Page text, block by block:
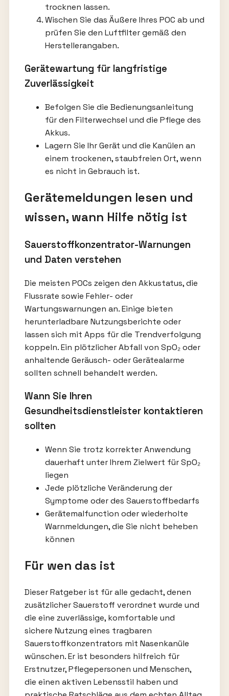
trocknen lassen.
Wischen Sie das Äußere Ihres POC ab und
prüfen Sie den Luftfilter gemäß den
Herstellerangaben.
Gerätewartung für langfristige
Zuverlässigkeit
Befolgen Sie die Bedienungsanleitung
für den Filterwechsel und die Pflege des
Akkus.
Lagern Sie Ihr Gerät und die Kanülen an
einem trockenen, staubfreien Ort, wenn
es nicht in Gebrauch ist.
Gerätemeldungen lesen und
wissen, wann Hilfe nötig ist
Sauerstoffkonzentrator-Warnungen
und Daten verstehen
Die meisten POCs zeigen den Akkustatus, die
Flussrate sowie Fehler- oder
Wartungswarnungen an. Einige bieten
herunterladbare Nutzungsberichte oder
lassen sich mit Apps für die Trendverfolgung
koppeln. Ein plötzlicher Abfall von SpO₂ oder
anhaltende Geräusch- oder Gerätealarme
sollten schnell behandelt werden.
Wann Sie Ihren
Gesundheitsdienstleister kontaktieren
sollten
Wenn Sie trotz korrekter Anwendung
dauerhaft unter Ihrem Zielwert für SpO₂
liegen
Jede plötzliche Veränderung der
Symptome oder des Sauerstoffbedarfs
Gerätemalfunction oder wiederholte
Warnmeldungen, die Sie nicht beheben
können
Für wen das ist
Dieser Ratgeber ist für alle gedacht, denen
zusätzlicher Sauerstoff verordnet wurde und
die eine zuverlässige, komfortable und
sichere Nutzung eines tragbaren
Sauerstoffkonzentrators mit Nasenkanüle
wünschen. Er ist besonders hilfreich für
Erstnutzer, Pflegepersonen und Menschen,
die einen aktiven Lebensstil haben und